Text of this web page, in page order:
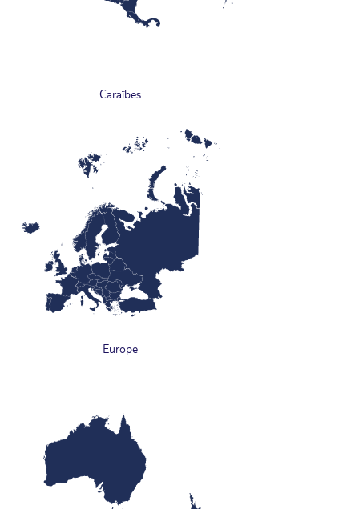
Caraïbes
Europe